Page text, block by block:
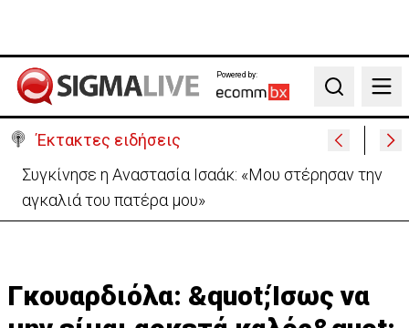
Powered by:
Search
Έκτακτες ειδήσεις
Μεγάλο πακέτο όπλων από Τουρκία προς Ουκρανία
-Κίνηση με μήνυμα προς Μόσχα;
Γκουαρδιόλα: &quot;Ίσως να